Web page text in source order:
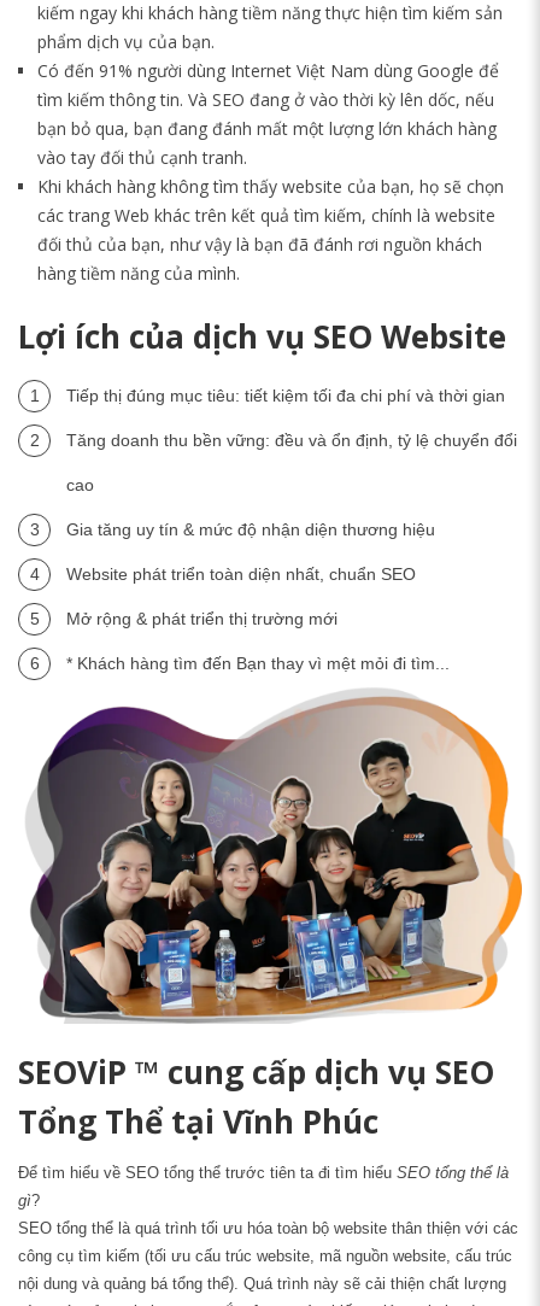
kiếm ngay khi khách hàng tiềm năng thực hiện tìm kiếm sản
phẩm dịch vụ của bạn.
Có đến 91% người dùng Internet Việt Nam dùng Google để
tìm kiếm thông tin. Và SEO đang ở vào thời kỳ lên dốc, nếu
bạn bỏ qua, bạn đang đánh mất một lượng lớn khách hàng
vào tay đối thủ cạnh tranh.
Khi khách hàng không tìm thấy website của bạn, họ sẽ chọn
các trang Web khác trên kết quả tìm kiếm, chính là website
đối thủ của bạn, như vậy là bạn đã đánh rơi nguồn khách
hàng tiềm năng của mình.
Lợi ích của dịch vụ SEO Website
Tiếp thị đúng mục tiêu: tiết kiệm tối đa chi phí và thời gian
Tăng doanh thu bền vững: đều và ổn định, tỷ lệ chuyển đổi
cao
Gia tăng uy tín & mức độ nhận diện thương hiệu
Website phát triển toàn diện nhất, chuẩn SEO
Mở rộng & phát triển thị trường mới
* Khách hàng tìm đến Bạn thay vì mệt mỏi đi tìm...
SEOViP ™ cung cấp dịch vụ SEO
Tổng Thể tại Vĩnh Phúc
Để tìm hiểu về SEO tổng thể trước tiên ta đi tìm hiểu SEO tổng thể là
gì?
SEO tổng thể là quá trình tối ưu hóa toàn bộ website thân thiện với các
công cụ tìm kiếm (tối ưu cấu trúc website, mã nguồn website, cấu trúc
nội dung và quảng bá tổng thể). Quá trình này sẽ cải thiện chất lượng